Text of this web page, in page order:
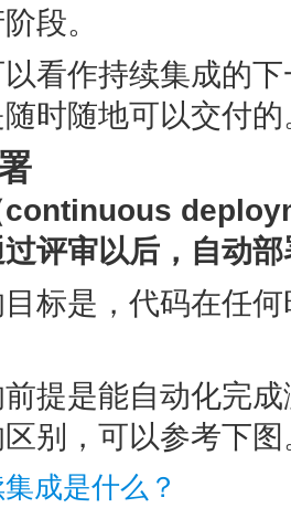
段。
看作持续集成的
时随地可以交付的
continuous
评审以后，自动
标是，代码在任
提是能自动化完
别，可以参考下图